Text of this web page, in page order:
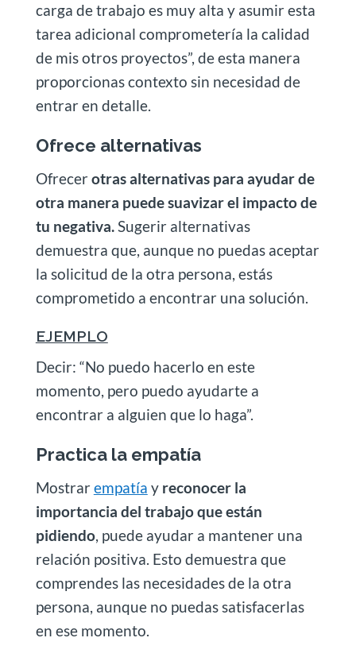
carga de trabajo es muy alta y asumir esta
tarea adicional comprometería la calidad
de mis otros proyectos”, de esta manera
proporcionas contexto sin necesidad de
entrar en detalle.
Ofrece alternativas
Ofrecerotras alternativas para ayudar de
otra manera puede suavizar el impacto de
tu negativa.Sugerir alternativas
demuestra que, aunque no puedas aceptar
la solicitud de la otra persona, estás
comprometido a encontrar una solución.
EJEMPLO
Decir: “No puedo hacerlo en este
momento, pero puedo ayudarte a
encontrar a alguien que lo haga”.
Practica la empatía
Mostrarempatía y reconocer la
importancia del trabajo que están
pidiendo, puede ayudar a mantener una
relación positiva. Esto demuestra que
comprendes las necesidades de la otra
persona, aunque no puedas satisfacerlas
en ese momento.